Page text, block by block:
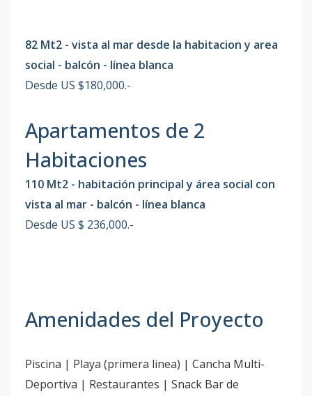
82 Mt2 - vista al mar desde la habitacion y area
social - balcón - línea blanca
Desde US $180,000.-
Apartamentos de 2
Habitaciones
110 Mt2 - habitación principal y área social con
vista al mar - balcón - línea blanca
Desde US $ 236,000.-
Amenidades del Proyecto
Piscina | Playa (primera linea) | Cancha Multi-
Deportiva | Restaurantes | Snack Bar de